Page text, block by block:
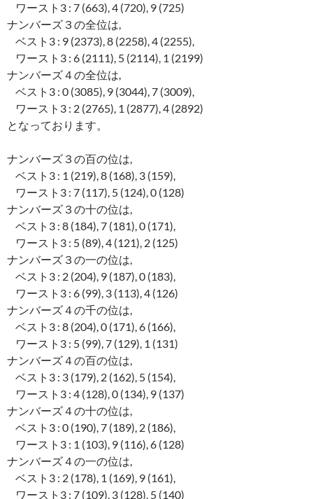
ワースト3 : 7 (663), 4 (720), 9 (725)
ナンバーズ３の全位は,
ベスト3 : 9 (2373), 8 (2258), 4 (2255),
ワースト3 : 6 (2111), 5 (2114), 1 (2199)
ナンバーズ４の全位は,
ベスト3 : 0 (3085), 9 (3044), 7 (3009),
ワースト3 : 2 (2765), 1 (2877), 4 (2892)
となっております。
ナンバーズ３の百の位は,
ベスト3 : 1 (219), 8 (168), 3 (159),
ワースト3 : 7 (117), 5 (124), 0 (128)
ナンバーズ３の十の位は,
ベスト3 : 8 (184), 7 (181), 0 (171),
ワースト3 : 5 (89), 4 (121), 2 (125)
ナンバーズ３の一の位は,
ベスト3 : 2 (204), 9 (187), 0 (183),
ワースト3 : 6 (99), 3 (113), 4 (126)
ナンバーズ４の千の位は,
ベスト3 : 8 (204), 0 (171), 6 (166),
ワースト3 : 5 (99), 7 (129), 1 (131)
ナンバーズ４の百の位は,
ベスト3 : 3 (179), 2 (162), 5 (154),
ワースト3 : 4 (128), 0 (134), 9 (137)
ナンバーズ４の十の位は,
ベスト3 : 0 (190), 7 (189), 2 (186),
ワースト3 : 1 (103), 9 (116), 6 (128)
ナンバーズ４の一の位は,
ベスト3 : 2 (178), 1 (169), 9 (161),
ワースト3 : 7 (109), 3 (128), 5 (140)